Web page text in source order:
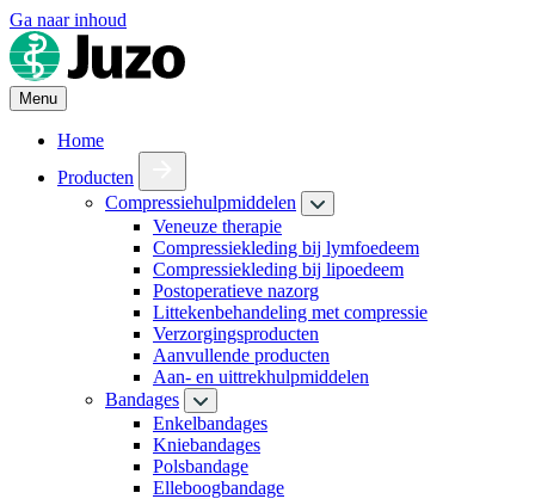
Ga naar inhoud
Menu
Home
Producten
Compressiehulpmiddelen
Veneuze therapie
Compressiekleding bij lymfoedeem
Compressiekleding bij lipoedeem
Postoperatieve nazorg
Littekenbehandeling met compressie
Verzorgingsproducten
Aanvullende producten
Aan- en uittrekhulpmiddelen
Bandages
Enkelbandages
Kniebandages
Polsbandage
Elleboogbandage